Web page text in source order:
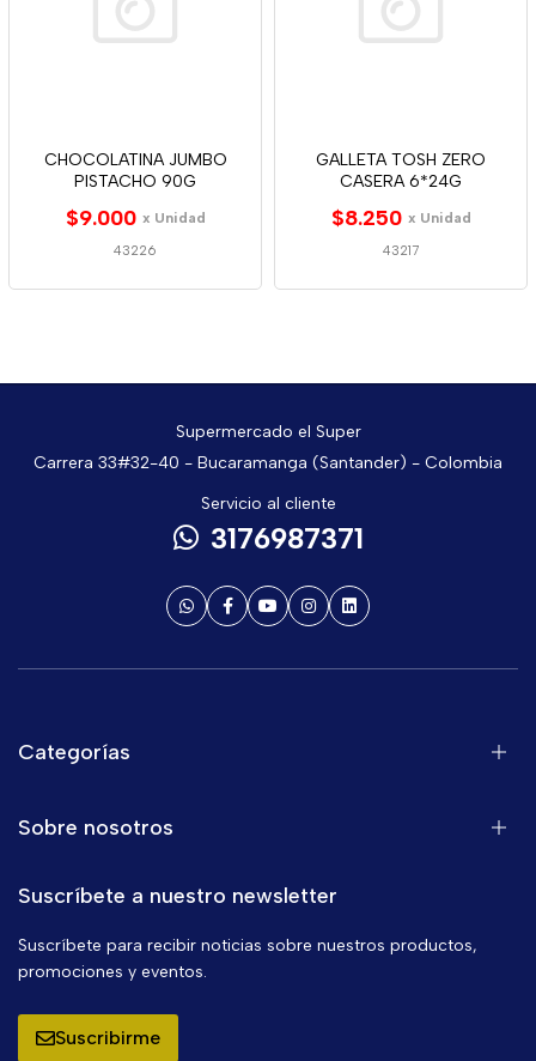
CHOCOLATINA JUMBO
PISTACHO 90G
$9.000 x Unidad
43226
GALLETA TOSH ZERO
CASERA 6*24G
$8.250 x Unidad
43217
Supermercado el Super
Carrera 33#32-40 - Bucaramanga (Santander) - Colombia
Servicio al cliente
3176987371
Categorías
Sobre nosotros
Suscríbete a nuestro newsletter
Suscríbete para recibir noticias sobre nuestros productos,
promociones y eventos.
Suscribirme